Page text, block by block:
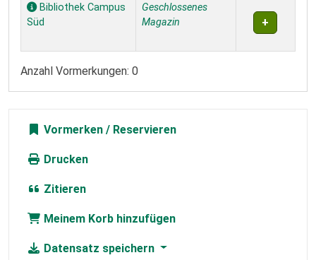
Bibliothek Campus
Süd
Geschlossenes
Magazin
Anzahl Vormerkungen: 0
Vormerken
Drucken
Zitieren
Meinem Korb hinzufügen
Datensatz speichern